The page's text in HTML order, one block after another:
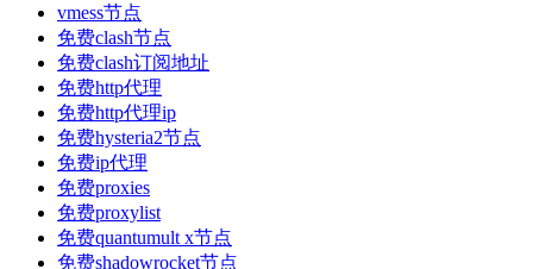
vmess节点
免费clash节点
免费clash订阅地址
免费http代理
免费http代理ip
免费hysteria2节点
免费ip代理
免费proxies
免费proxylist
免费quantumult x节点
免费shadowrocket节点